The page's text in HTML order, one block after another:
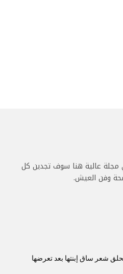
مجلة عالية هنا سوف تجدين كل
وفن العيش.
شعر ساق إبنتها بعد تعرضها